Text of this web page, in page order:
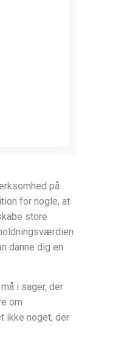
på
for nogle, at
store
danne dig en
i sager, der
om
ikke noget, der